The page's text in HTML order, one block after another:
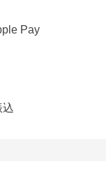
Pay
込